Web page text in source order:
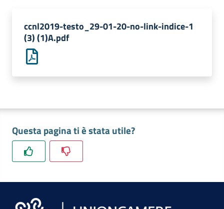
Orientamento
lavoro
e
Internazionalizzazione
Imprese
ccnl2019-testo_29-01-20-no-link-indice-1
(3) (1)A.pdf
Questa pagina ti è stata utile?